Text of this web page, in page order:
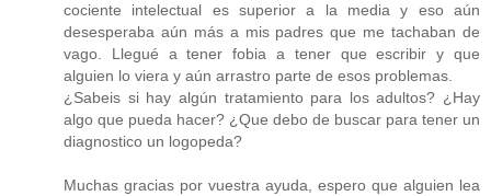
cociente intelectual es superior a la media y eso aún
desesperaba aún más a mis padres que me tachaban de
vago. Llegué a tener fobia a tener que escribir y que
alguien lo viera y aún arrastro parte de esos problemas.
¿Sabeis si hay algún tratamiento para los adultos? ¿Hay
algo que pueda hacer? ¿Que debo de buscar para tener un
diagnostico un logopeda?
Muchas gracias por vuestra ayuda, espero que alguien lea